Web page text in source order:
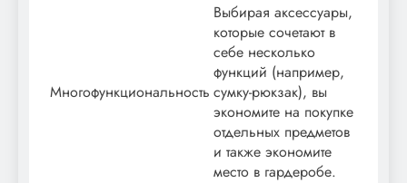
Многофункциональность
Выбирая аксессуары,
которые сочетают в
себе несколько
функций (например,
сумку-рюкзак), вы
экономите на покупке
отдельных предметов
и также экономите
место в гардеробе.